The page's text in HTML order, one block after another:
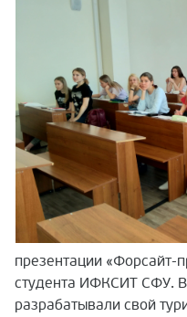
презентации «Форсайт-
студента ИФКСИТ СФУ.
разрабатывали свой